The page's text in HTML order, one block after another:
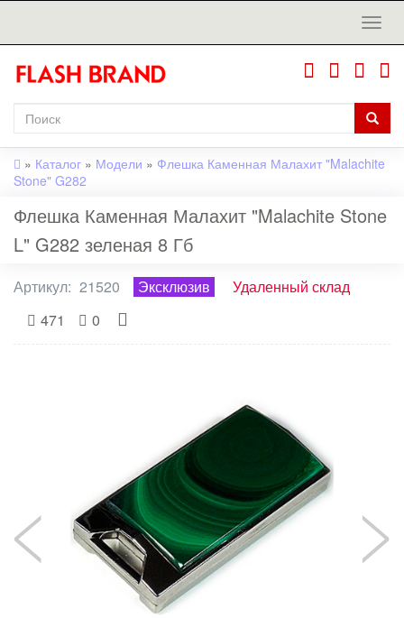
» Каталог » Модели » Флешка Каменная Малахит "Malachite
Stone" G282
Флешка Каменная Малахит "Malachite Stone
L" G282 зеленая 8 Гб
Артикул: 21520 Эксклюзив
Удаленный склад
471
0